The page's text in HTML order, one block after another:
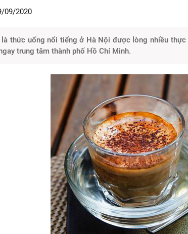
09/2020
là thức uống nổi tiếng ở Hà Nội được lòng nhiều
trung tâm thành phố Hồ Chí Minh.